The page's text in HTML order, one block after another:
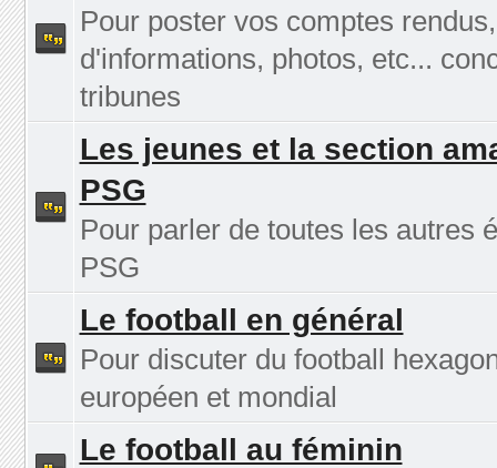
Pour poster vos comptes
d'informations, photos, etc...
tribunes
Les jeunes et la section
PSG
Pour parler de toutes les autres
PSG
Le football en général
Pour discuter du football
européen et mondial
Le football au féminin